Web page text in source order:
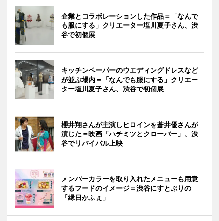
企業とコラボレーションした作品＝「なんで
も服にする」クリエーター塩川夏子さん、渋
谷で初個展
キッチンペーパーのウエディングドレスなど
が並ぶ場内＝「なんでも服にする」クリエー
ター塩川夏子さん、渋谷で初個展
櫻井翔さんが主演しヒロインを蒼井優さんが
演じた＝映画「ハチミツとクローバー」、渋
谷でリバイバル上映
メンバーカラーを取り入れたメニューも用意
するフードのイメージ＝渋谷にすとぷりの
「縁日かふぇ」